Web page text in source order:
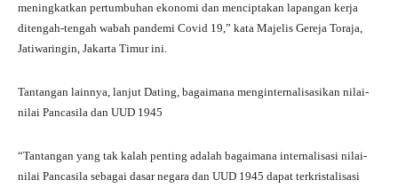
meningkatkan pertumbuhan ekonomi dan menciptakan lapangan kerja
ditengah-tengah wabah pandemi Covid 19,” kata Majelis Gereja Toraja,
Jatiwaringin, Jakarta Timur ini.
Tantangan lainnya, lanjut Dating, bagaimana menginternalisasikan nilai-
nilai Pancasila dan UUD 1945
“Tantangan yang tak kalah penting adalah bagaimana internalisasi nilai-
nilai Pancasila sebagai dasar negara dan UUD 1945 dapat terkristalisasi